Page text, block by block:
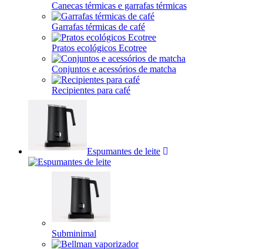
Canecas térmicas e garrafas térmicas
Garrafas térmicas de café
Pratos ecológicos Ecotree
Conjuntos e acessórios de matcha
Recipientes para café
Espumantes de leite
Subminimal